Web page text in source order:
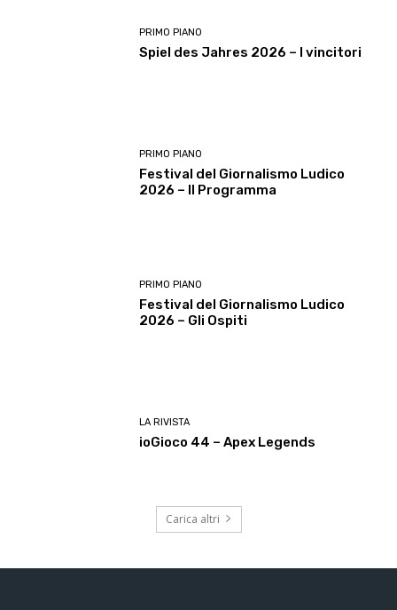
PRIMO PIANO
Spiel des Jahres 2026 – I vincitori
PRIMO PIANO
Festival del Giornalismo Ludico
2026 – Il Programma
PRIMO PIANO
Festival del Giornalismo Ludico
2026 – Gli Ospiti
LA RIVISTA
ioGioco 44 – Apex Legends
Carica altri